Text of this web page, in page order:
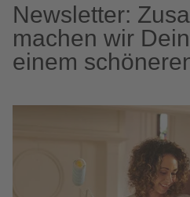
Newsletter:
machen wir
einem